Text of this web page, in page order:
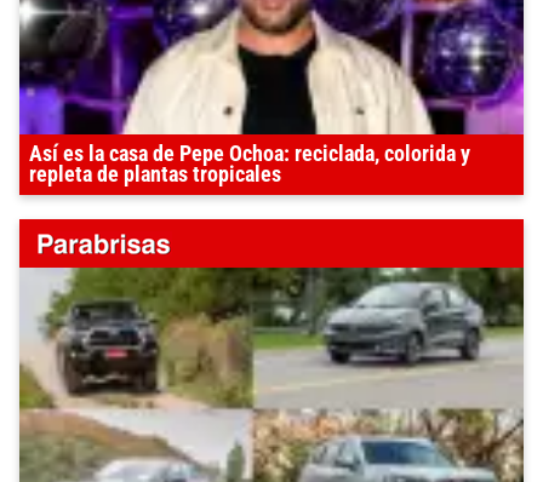
Así es la casa de Pepe Ochoa: reciclada, colorida y
repleta de plantas tropicales